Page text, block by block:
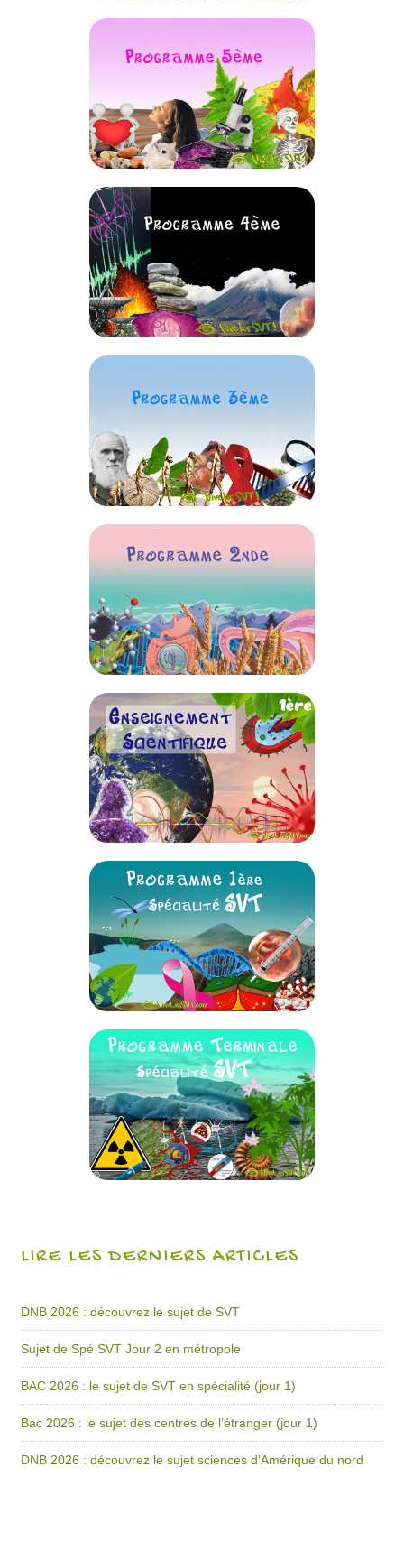
LIRE LES DERNIERS ARTICLES
DNB 2026 : découvrez le sujet de SVT
Sujet de Spé SVT Jour 2 en métropole
BAC 2026 : le sujet de SVT en spécialité (jour 1)
Bac 2026 : le sujet des centres de l’étranger (jour 1)
DNB 2026 : découvrez le sujet sciences d’Amérique du nord